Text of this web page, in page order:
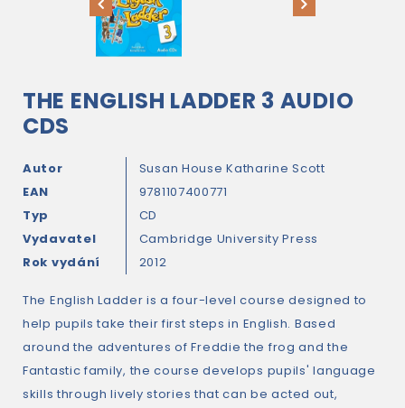
THE ENGLISH LADDER 3 AUDIO
CDS
Autor Susan HouseKatharine Scott
EAN
9781107400771
Typ
CD
Vydavatel
Cambridge University Press
Rok vydání
2012
The English Ladder is a four-level course designed to
help pupils take their first steps in English. Based
around the adventures of Freddie the frog and the
Fantastic family, the course develops pupils' language
skills through lively stories that can be acted out,